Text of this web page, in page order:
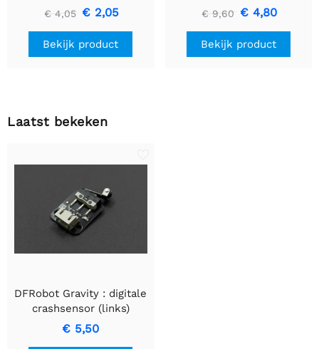
€ 4,05 € 2,05
Bekijk product
€ 9,60 € 4,80
Bekijk product
Laatst bekeken
DFRobot Gravity : digitale
crashsensor (links)
€ 5,50